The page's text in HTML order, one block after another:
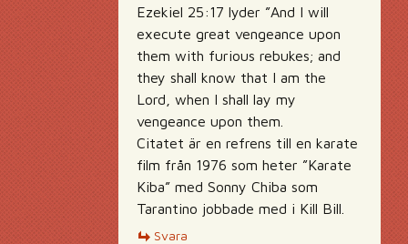
Ezekiel 25:17 lyder ”And I will
execute great vengeance upon
them with furious rebukes; and
they shall know that I am the
Lord, when I shall lay my
vengeance upon them.
Citatet är en refrens till en karate
film från 1976 som heter ”Karate
Kiba” med Sonny Chiba som
Tarantino jobbade med i Kill Bill.
Svara